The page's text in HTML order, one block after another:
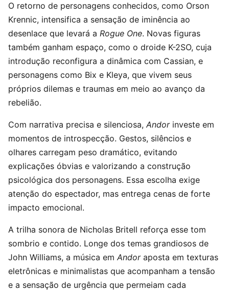
O retorno de personagens conhecidos, como Orson
Krennic, intensifica a sensação de iminência ao
desenlace que levará a Rogue One. Novas figuras
também ganham espaço, como o droide K-2SO, cuja
introdução reconfigura a dinâmica com Cassian, e
personagens como Bix e Kleya, que vivem seus
próprios dilemas e traumas em meio ao avanço da
rebelião.
Com narrativa precisa e silenciosa, Andorinveste em
momentos de introspecção. Gestos, silêncios e
olhares carregam peso dramático, evitando
explicações óbvias e valorizando a construção
psicológica dos personagens. Essa escolha exige
atenção do espectador, mas entrega cenas de forte
impacto emocional.
A trilha sonora de Nicholas Britell reforça esse tom
sombrio e contido. Longe dos temas grandiosos de
John Williams, a música em Andoraposta em texturas
eletrônicas e minimalistas que acompanham a tensão
e a sensação de urgência que permeiam cada